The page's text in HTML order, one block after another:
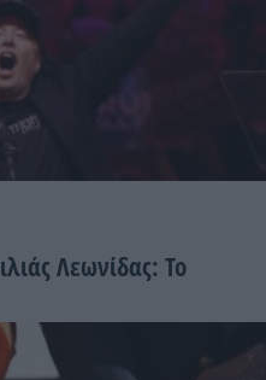
Λεωνίδας: To